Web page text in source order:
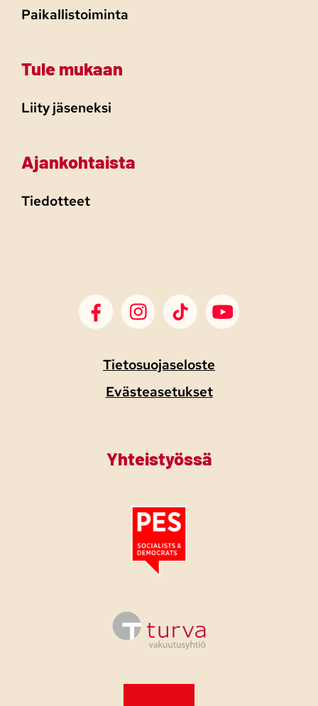
Paikallistoiminta
Tule mukaan
Liity jäseneksi
Ajankohtaista
Tiedotteet
SDP Facebook
SDP Instagram
SDP TikTokSDP Youtube
Tietosuojaseloste
Evästeasetukset
Yhteistyössä
Tutustu PES:n periaatejulistukseen